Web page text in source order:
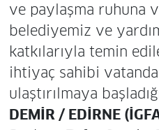
ve paylaşma ruhuna
belediyemiz ve
katkılarıyla temin
ihtiyaç sahibi
ulaştırılmaya
DEMİR / EDİRNE